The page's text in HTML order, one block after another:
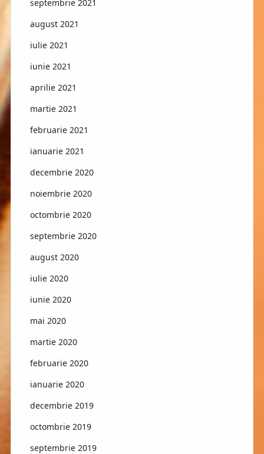
septembrie 2021
august 2021
iulie 2021
iunie 2021
aprilie 2021
martie 2021
februarie 2021
ianuarie 2021
decembrie 2020
noiembrie 2020
octombrie 2020
septembrie 2020
august 2020
iulie 2020
iunie 2020
mai 2020
martie 2020
februarie 2020
ianuarie 2020
decembrie 2019
octombrie 2019
septembrie 2019